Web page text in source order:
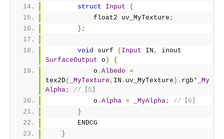
struct
Input
{
            float2 uv_MyTexture
;
};
void surf ( Input IN ,
SurfaceOutput o )
{
            o
. Albedo =
tex2D( _MyTexture , IN . uv_MyTexture ). rgb*
_My
Alpha;
//【5】
            o
. Alpha = _MyAlpha;
//【6】
}
        ENDCG
}